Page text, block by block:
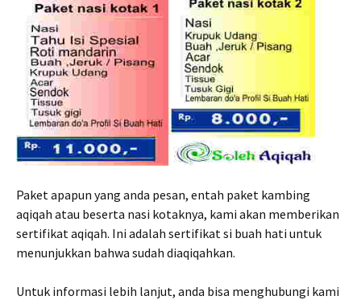
Paket apapun yang anda pesan, entah paket kambing
aqiqah atau beserta nasi kotaknya, kami akan memberikan
sertifikat aqiqah. Ini adalah sertifikat si buah hati untuk
menunjukkan bahwa sudah diaqiqahkan.
Untuk informasi lebih lanjut, anda bisa menghubungi kami